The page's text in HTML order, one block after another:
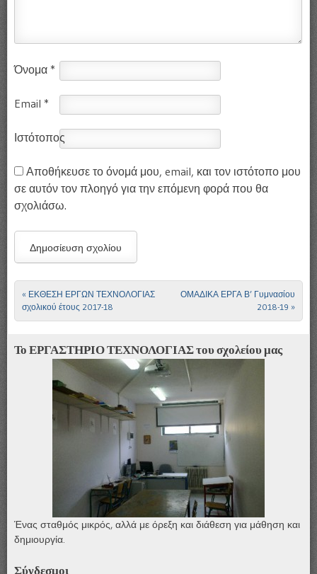
Όνομα *
Email *
Ιστότοπος
Αποθήκευσε το όνομά μου, email, και τον ιστότοπο μου
σε αυτόν τον πλοηγό για την επόμενη φορά που θα
σχολιάσω.
Πλοήγηση άρθρων
« ΕΚΘΕΣΗ ΕΡΓΩΝ ΤΕΧΝΟΛΟΓΙΑΣ
σχολικού έτους 2017-18
ΟΜΑΔΙΚΑ ΕΡΓΑ Β’ Γυμνασίου
2018-19 »
Το ΕΡΓΑΣΤΗΡΙΟ ΤΕΧΝΟΛΟΓΙΑΣ του σχολείου μας
Ένας σταθμός μικρός, αλλά με όρεξη και διάθεση για μάθηση και
δημιουργία.
Σύνδεσμοι